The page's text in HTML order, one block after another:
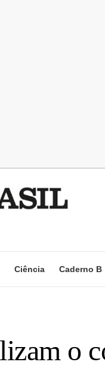
Ciência Caderno B
o